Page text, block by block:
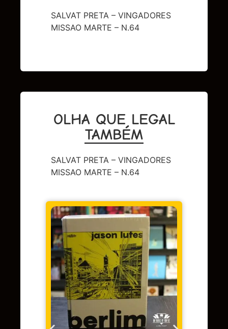
SALVAT PRETA – VINGADORES
MISSAO MARTE – N.64
OLHA QUE LEGAL
TAMBÉM
SALVAT PRETA – VINGADORES
MISSAO MARTE – N.64